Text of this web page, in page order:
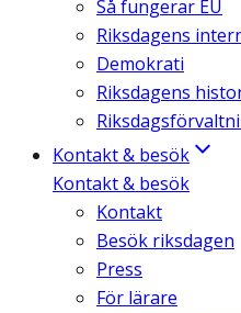
Så fungerar EU
Riksdagens
Demokrati
Riksdagens
Kontakt & besök
Kontakt & besök
Kontakt
Besök riksdagen
Press
För lärare